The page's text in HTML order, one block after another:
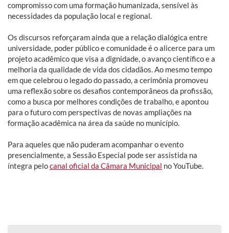
compromisso com uma formação humanizada, sensível às
necessidades da população local e regional.
Os discursos reforçaram ainda que a relação dialógica entre
universidade, poder público e comunidade é o alicerce para um
projeto acadêmico que visa a dignidade, o avanço científico e a
melhoria da qualidade de vida dos cidadãos. Ao mesmo tempo
em que celebrou o legado do passado, a cerimônia promoveu
uma reflexão sobre os desafios contemporâneos da profissão,
como a busca por melhores condições de trabalho, e apontou
para o futuro com perspectivas de novas ampliações na
formação acadêmica na área da saúde no município.
Para aqueles que não puderam acompanhar o evento
presencialmente, a Sessão Especial pode ser assistida na
íntegra pelocanal oficial da Câmara Municipal no YouTube.